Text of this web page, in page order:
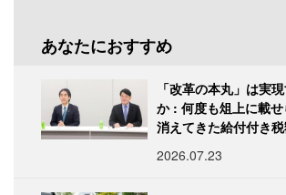
あなたにおすすめ
「改革の本丸」は実
か : 何度も俎上に載
消えてきた給付付き
2026.07.23